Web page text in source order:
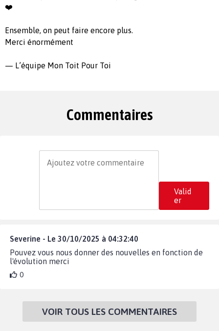
❤️
Ensemble, on peut faire encore plus.
Merci énormément
— L’équipe Mon Toit Pour Toi
Commentaires
Valid
er
Severine - Le 30/10/2025 à 04:32:40
Pouvez vous nous donner des nouvelles en fonction de
l'évolution merci
0
VOIR TOUS LES COMMENTAIRES